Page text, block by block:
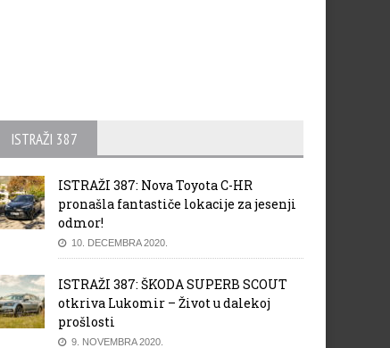
ISTRAŽI 387
ISTRAŽI 387: Nova Toyota C-HR
pronašla fantastiče lokacije za jesenji
odmor!
10. DECEMBRA 2020.
ISTRAŽI 387: ŠKODA SUPERB SCOUT
otkriva Lukomir – Život u dalekoj
prošlosti
9. NOVEMBRA 2020.